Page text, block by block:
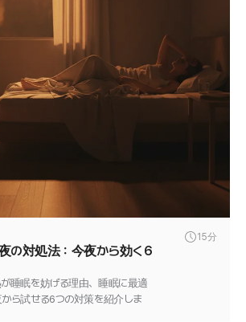
15分
の対処法：今夜から効く6
睡眠を妨げる理由、睡眠に最適
ら試せる6つの対策を紹介しま